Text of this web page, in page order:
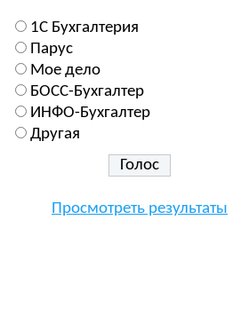
1С Бухгалтерия
Парус
Мое дело
БОСС-Бухгалтер
ИНФО-Бухгалтер
Другая
Просмотреть результаты